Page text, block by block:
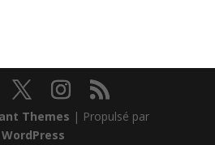
Themes | Propulsé par
WordPress